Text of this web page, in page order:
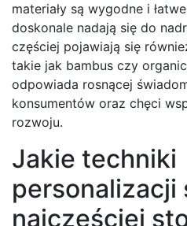
materiały są wygodne i
doskonale nadają się do
częściej pojawiają się
takie jak bambus czy
odpowiada rosnącej
konsumentów oraz chęci
rozwoju.
Jakie techniki
personalizacji
najczęściej